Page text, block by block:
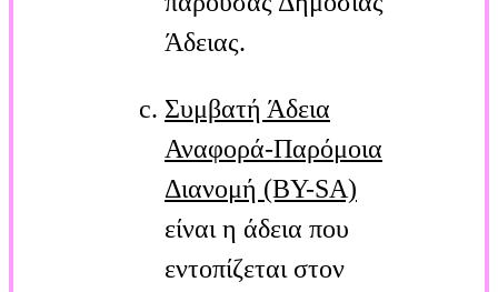
Άδειας.
Συμβατή Άδεια
Αναφορά-Παρόμοια
Διανομή (ΒΥ-SA)
είναι η άδεια που
εντοπίζεται στον